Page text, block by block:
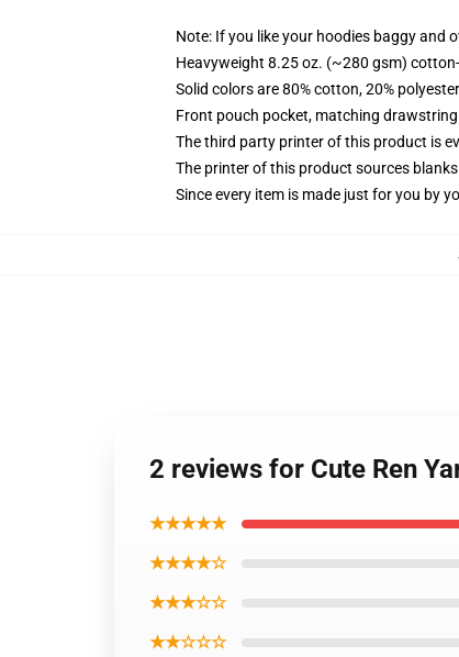
Note: If you like your hoodies baggy and
Heavyweight 8.25 oz. (~280 gsm)
Solid colors are 80% cotton, 20%
Front pouch pocket, matching
The third party printer of this product is
The printer of this product sources
Since every item is made just for you by
2 reviews for Cute Ren
★★★★★
★★★★☆
★★★☆☆
★★☆☆☆